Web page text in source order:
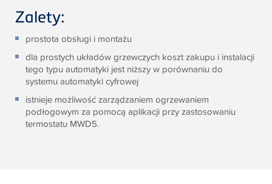
Zalety:
prostota obsługi i montażu
dla prostych układów grzewczych koszt zakupu i instalacji
tego typu automatyki jest niższy w porównaniu do
systemu automatyki cyfrowej
istnieje możliwość zarządzaniem ogrzewaniem
podłogowym za pomocą aplikacji przy zastosowaniu
termostatu MWD5.